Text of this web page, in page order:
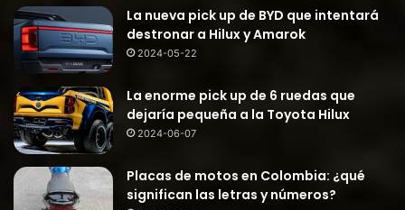
La nueva pick up de BYD que intentará
destronar a Hilux y Amarok
2024-05-22
La enorme pick up de 6 ruedas que
dejaría pequeña a la Toyota Hilux
2024-06-07
Placas de motos en Colombia: ¿qué
significan las letras y números?